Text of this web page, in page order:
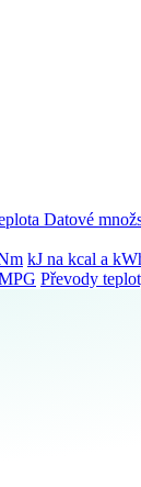
Datové
kJ na kcal a
Převody